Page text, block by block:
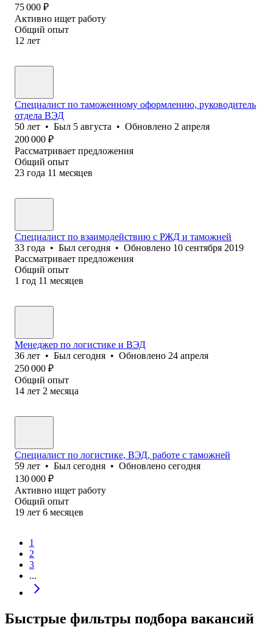
75 000 ₽
Активно ищет работу
Общий опыт
12 лет
Специалист по таможенному оформлению, руководитель
отдела ВЭД
50 лет • Был 5 августа • Обновлено 2 апреля
200 000 ₽
Рассматривает предложения
Общий опыт
23 года 11 месяцев
Специалист по взаимодействию с РЖД и таможней
33 года • Был сегодня • Обновлено 10 сентября 2019
Рассматривает предложения
Общий опыт
1 год 11 месяцев
Менеджер по логистике и ВЭД
36 лет • Был сегодня • Обновлено 24 апреля
250 000 ₽
Общий опыт
14 лет 2 месяца
Специалист по логистике, ВЭД, работе с таможней
59 лет • Был сегодня • Обновлено сегодня
130 000 ₽
Активно ищет работу
Общий опыт
19 лет 6 месяцев
1
2
3
...
Быстрые фильтры подбора вакансий